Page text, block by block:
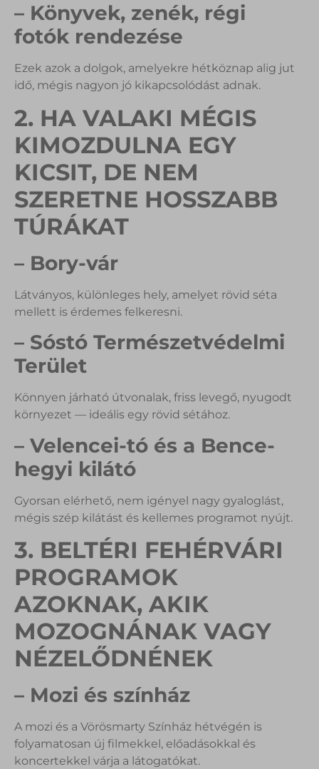
– Könyvek, zenék, régi
fotók rendezése
Ezek azok a dolgok, amelyekre hétköznap alig jut
idő, mégis nagyon jó kikapcsolódást adnak.
2. HA VALAKI MÉGIS
KIMOZDULNA EGY
KICSIT, DE NEM
SZERETNE HOSSZABB
TÚRÁKAT
– Bory-vár
Látványos, különleges hely, amelyet rövid séta
mellett is érdemes felkeresni.
– Sóstó Természetvédelmi
Terület
Könnyen járható útvonalak, friss levegő, nyugodt
környezet — ideális egy rövid sétához.
– Velencei-tó és a Bence-
hegyi kilátó
Gyorsan elérhető, nem igényel nagy gyaloglást,
mégis szép kilátást és kellemes programot nyújt.
3. BELTÉRI FEHÉRVÁRI
PROGRAMOK
AZOKNAK, AKIK
MOZOGNÁNAK VAGY
NÉZELŐDNÉNEK
– Mozi és színház
A mozi és a Vörösmarty Színház hétvégén is
folyamatosan új filmekkel, előadásokkal és
koncertekkel várja a látogatókat.